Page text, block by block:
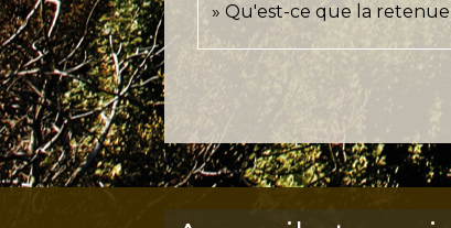
Qu'est-ce que la